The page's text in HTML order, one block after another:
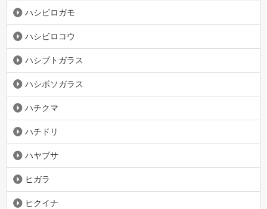
ハシビロガモ
ハシビロコウ
ハシブトガラス
ハシボソガラス
ハチクマ
ハチドリ
ハヤブサ
ヒガラ
ヒクイナ